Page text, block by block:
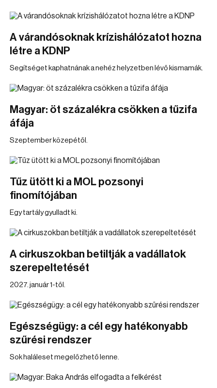
A várandósoknak krízishálózatot hozna
létre a KDNP
Segítséget kaphatnának a nehéz helyzetben lévő kismamák.
Magyar: öt százalékra csökken a tűzifa
áfája
Szeptember közepétől.
Tűz ütött ki a MOL pozsonyi
finomítójában
Egy tartály gyulladt ki.
A cirkuszokban betiltják a vadállatok
szerepeltetését
2027. január 1-től.
Egészségügy: a cél egy hatékonyabb
szűrési rendszer
Sok haláleset megelőzhető lenne.